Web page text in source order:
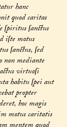
hanc
quod caritas
ſpiritus ſanctus
iſte motus
ſanctus, ſed
non mediante
virtuoſi
habitu ſpei aut
propter
hoc magis
motus caritatis